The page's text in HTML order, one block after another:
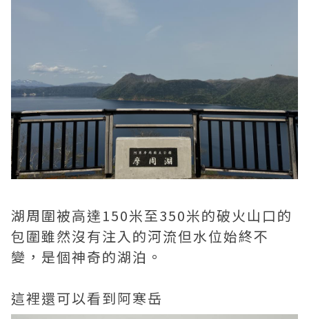
湖周圍被高達150米至350米的破火山口的
包圍雖然沒有注入的河流但水位始終不
變，是個神奇的湖泊。
這裡還可以看到阿寒岳